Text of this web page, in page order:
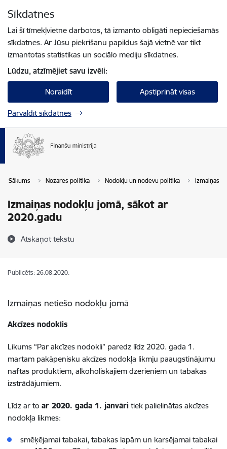
Sīkdatnes
Lai šī tīmekļvietne darbotos, tā izmanto obligāti nepieciešamās
sīkdatnes. Ar Jūsu piekrišanu papildus šajā vietnē var tikt
izmantotas statistikas un sociālo mediju sīkdatnes.
Lūdzu, atzīmējiet savu izvēli:
Noraidīt Apstiprināt visas
Pārvaldīt sīkdatnes
Sākums Nozares politika Nodokļu un nodevu politika Izmaiņas
Izmaiņas nodokļu jomā, sākot ar
2020.gadu
Atskaņot tekstu
Publicēts: 26.08.2020.
Izmaiņas netiešo nodokļu jomā
Akcīzes nodoklis
Likums “Par akcīzes nodokli” paredz līdz 2020. gada 1.
martam pakāpenisku akcīzes nodokļa likmju paaugstinājumu
naftas produktiem, alkoholiskajiem dzērieniem un tabakas
izstrādājumiem.
Līdz ar to ar 2020. gada 1. janvāri tiek palielinātas akcīzes
nodokļa likmes:
smēķējamai tabakai, tabakas lapām un karsējamai tabakai